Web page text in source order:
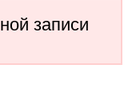
записи